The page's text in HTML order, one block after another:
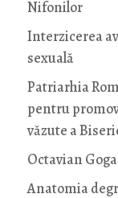
Nifonilor
Interzicerea
sexuală
Patriarhia
pentru
văzute a
Octavian
Anatomia